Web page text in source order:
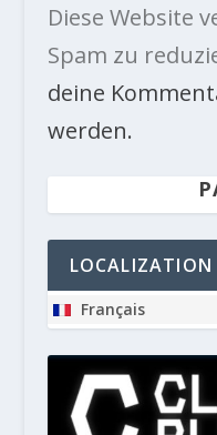
Diese Website
Spam zu
deine
werden.
LOCALIZATION
Français